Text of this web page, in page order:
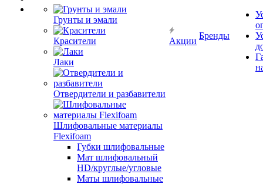
Грунты и эмали
Красители
Лаки
Отвердители и разбавители
Шлифовальные материалы
Flexifoam
Губки шлифовальные
Мат шлифовальный
HD/круглые/угловые
Маты шлифовальные
Акции
Бренды